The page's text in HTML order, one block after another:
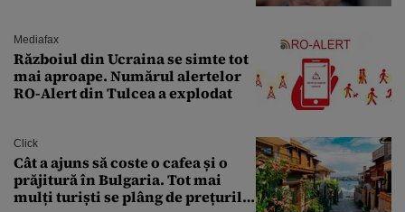
Mediafax
Războiul din Ucraina se simte tot
mai aproape. Numărul alertelor
RO-Alert din Tulcea a explodat
Click
Cât a ajuns să coste o cafea și o
prăjitură în Bulgaria. Tot mai
mulți turiști se plâng de prețurile